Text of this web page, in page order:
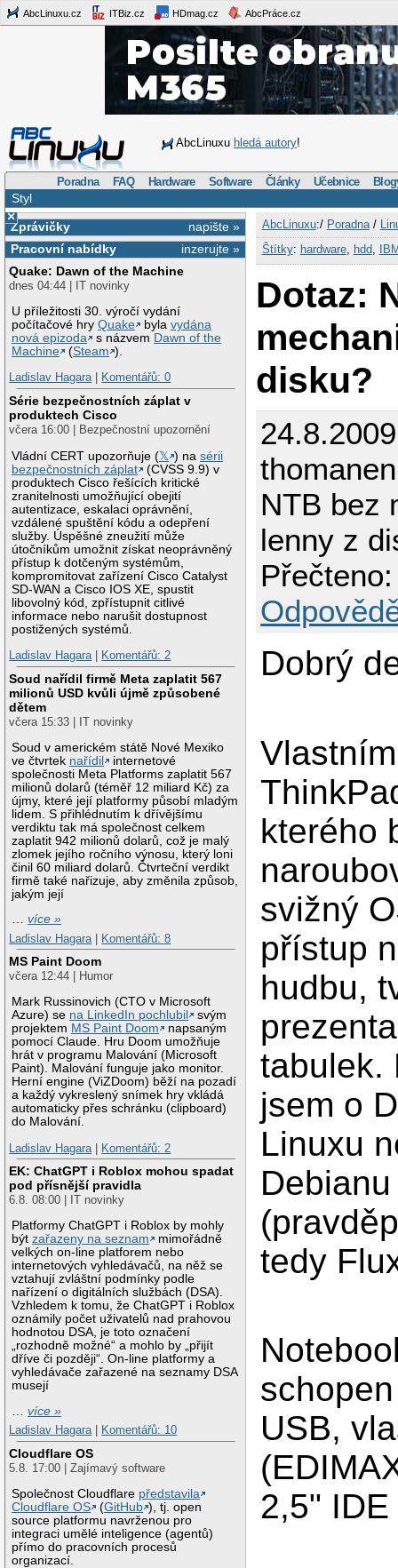
AbcLinuxu.cz ITBiz.cz HDmag.cz AbcPráce.cz
AbcLinuxu hledá autory!
Poradna FAQ Hardware Software Články Učebnice
Styl
×
napište »
Zprávičky
inzerujte »
Pracovní nabídky
Quake: Dawn of the Machine
dnes 04:44 | IT novinky
U příležitosti 30. výročí vydání
počítačové hryQuake bylavydána
nová epizoda
s názvem Dawn of the
Machine
(Steam ).
Ladislav Hagara| Komentářů: 0
Série bezpečnostních záplat v
produktech Cisco
včera 16:00 | Bezpečnostní upozornění
Vládní CERT upozorňuje (𝕏 ) nasérii
bezpečnostních záplat
(CVSS 9.9) v
produktech Cisco řešících kritické
zranitelnosti umožňující obejití
autentizace, eskalaci oprávnění,
vzdálené spuštění kódu a odepření
služby. Úspěšné zneužití může
útočníkům umožnit získat neoprávněný
přístup k dotčeným systémům,
kompromitovat zařízení Cisco Catalyst
SD-WAN a Cisco IOS XE, spustit
libovolný kód, zpřístupnit citlivé
informace nebo narušit dostupnost
postižených systémů.
Ladislav Hagara| Komentářů: 2
Soud nařídil firmě Meta zaplatit 567
milionů USD kvůli újmě způsobené
dětem
včera 15:33 | IT novinky
Soud v americkém státě Nové Mexiko
ve čtvrtek nařídil
internetové
společnosti Meta Platforms zaplatit 567
milionů dolarů (téměř 12 miliard Kč) za
újmy, které její platformy působí mladým
lidem. S přihlédnutím k dřívějšímu
verdiktu tak má společnost celkem
zaplatit 942 milionů dolarů, což je malý
zlomek jejího ročního výnosu, který loni
činil 60 miliard dolarů. Čtvrteční verdikt
firmě také nařizuje, aby změnila způsob,
jakým její
…více »
Ladislav Hagara
Komentářů: 8
MS Paint Doom
včera 12:44 | Humor
Mark Russinovich (CTO v Microsoft
Azure) se na LinkedIn pochlubil
svým
projektem MS Paint Doom
napsaným
pomocí Claude. Hru Doom umožňuje
hrát v programu Malování (Microsoft
Paint). Malování funguje jako monitor.
Herní engine (ViZDoom) běží na pozadí
a každý vykreslený snímek hry vkládá
automaticky přes schránku (clipboard)
do Malování.
Ladislav Hagara
Komentářů: 2
EK: ChatGPT i Roblox mohou spadat
pod přísnější pravidla
6.8. 08:00 | IT novinky
Platformy ChatGPT i Roblox by mohly
býtzařazeny na seznam
mimořádně
velkých on-line platforem nebo
internetových vyhledávačů, na něž se
vztahují zvláštní podmínky podle
nařízení o digitálních službách (DSA).
Vzhledem k tomu, že ChatGPT i Roblox
oznámily počet uživatelů nad prahovou
hodnotou DSA, je toto označení
„rozhodně možné“ a mohlo by „přijít
dříve či později“. On-line platformy a
vyhledávače zařazené na seznamy DSA
musejí
…více »
Ladislav Hagara| Komentářů: 10
Cloudflare OS
5.8. 17:00 | Zajímavý software
Společnost Cloudflare představila
Cloudflare OS
(GitHub ), tj. open
source platformu navrženou pro
integraci umělé inteligence (agentů)
přímo do pracovních procesů
organizací.
AbcLinuxu:/ Poradna/
Štítky: hardware, hdd,
Dotaz:
disku?
thomanen
NTB bez
lenny z
Dobrý
kterého
svižný
přístup
hudbu,
tabulek.
jsem o
Linuxu
Debianu
tedy
USB,
2,5"